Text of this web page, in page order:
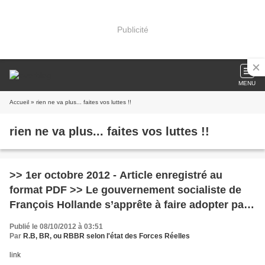
Publicité
MENU
Accueil » rien ne va plus... faites vos luttes !!
rien ne va plus... faites vos luttes !!
>> 1er octobre 2012 - Article enregistré au
format PDF >> Le gouvernement socialiste de
François Hollande s’apprête à faire adopter par
voie parlementaire le Pacte budgétai
Publié le 08/10/2012 à 03:51
Par R.B, BR, ou RBBR selon l'état des Forces Réelles
link